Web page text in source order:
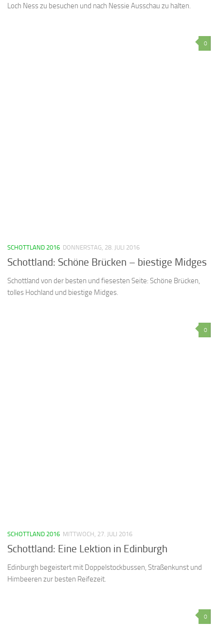
Loch Ness zu besuchen und nach Nessie Ausschau zu halten.
0
SCHOTTLAND 2016 DONNERSTAG, 28. JULI 2016
Schottland: Schöne Brücken – biestige Midges
Schottland von der besten und fiesesten Seite: Schöne Brücken,
tolles Hochland und biestige Midges.
0
SCHOTTLAND 2016 MITTWOCH, 27. JULI 2016
Schottland: Eine Lektion in Edinburgh
Edinburgh begeistert mit Doppelstockbussen, Straßenkunst und
Himbeeren zur besten Reifezeit.
0